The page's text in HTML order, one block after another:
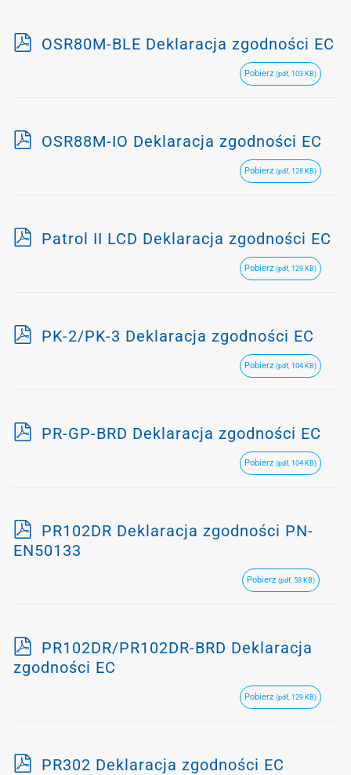
pOSR80M-BLE Deklaracja zgodności EC
Pobierz (pdf, 103 KB)
pOSR88M-IO Deklaracja zgodności EC
Pobierz (pdf, 128 KB)
pPatrol II LCD Deklaracja zgodności EC
Pobierz (pdf, 129 KB)
pPK-2/PK-3 Deklaracja zgodności EC
Pobierz (pdf, 104 KB)
pPR-GP-BRD Deklaracja zgodności EC
Pobierz (pdf, 104 KB)
p
d
PR102DR Deklaracja zgodności PN-
EN50133
Pobierz (pdf, 58 KB)
p
d
PR102DR/PR102DR-BRD Deklaracja
zgodności EC
Pobierz (pdf, 129 KB)
pPR302 Deklaracja zgodności EC